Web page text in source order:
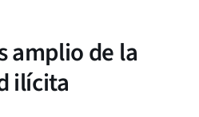
amplio de la
ilícita